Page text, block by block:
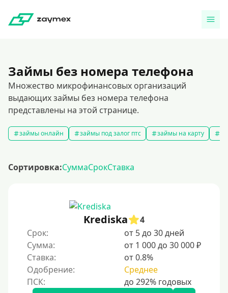
Займы без номера телефона
Множество микрофинансовых организаций
выдающих займы без номера телефона
представлены на этой странице.
займы онлайн займы под залог птс займы на карту
Сортировка:СуммаСрокСтавка
Krediska
4
Срок:
от 5 до 30 дней
Сумма:
от 1 000 до 30 000 ₽
Ставка:
от 0.8%
Одобрение:
Среднее